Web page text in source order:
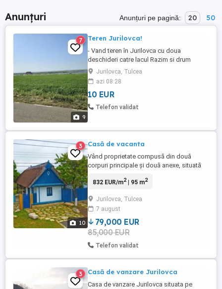
Anunțuri Anunțuri pe pagină: 20 50
9
7 Teren Jurilovca!
- Vand teren în Jurilovca cu doua
deschideri catre lacul Razim si drum
asfaltat 229P. Terenul este extravilan si
este amplasat in imediata apropiere a
Pensiunii Dolosman pe drumul care duce
spre Capul Dolosman. Are ca si utilități
apa,canalizare si electricitate in apropiere.
Jurilovca, Tulcea
azi 08:28
10 EUR
Telefon validat
10
3 Casă de vacanta
Vând proprietate compusă din două
corpuri principale și două anexe, situată
Suprafața terenului 1051 mp; front stradal
3 camere, 2 băi, un living, un hol, o debara.
Locuința este mobilată, camerele dotate
cu ...
832 EUR/m2| 95 m2
Jurilovca, Tulcea
7 august
79,000 EUR
85,000 EUR
Telefon validat
3 Casă de vanzare Jurilovca
Casa de vanzare Jurilovca situata pe